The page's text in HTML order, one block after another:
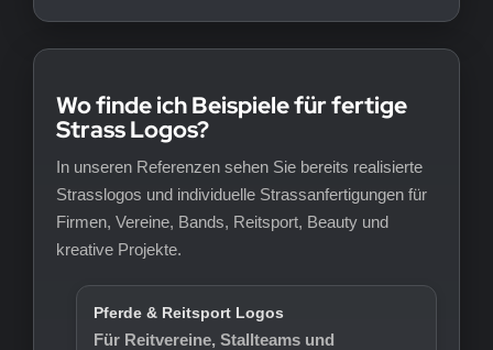
Wo finde ich Beispiele für fertige
Strass Logos?
In unseren Referenzen sehen Sie bereits realisierte
Strasslogos und individuelle Strassanfertigungen für
Firmen, Vereine, Bands, Reitsport, Beauty und
kreative Projekte.
Pferde & Reitsport Logos
Für Reitvereine, Stallteams und